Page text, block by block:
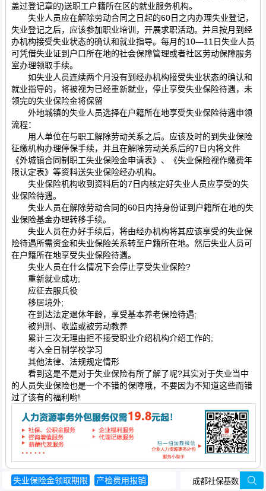
盖过登记章的)送职工户籍所在区的就业服务机构。
失业人员应在解除劳动合同之日起的60日之内办理失业登记，
失业登记之后，应该参加职业培训，开展求职活动。并且按月到经
办机构接受失业状态的确认和就业指导。每月的10—11日失业人员
可凭借失业证到户口所在地的社会保障管理或者社区劳动保障服务
室办理领取手续。
如失业人员连续两个月没有到经办机构接受失业状态的确认和
就业指导的，将被视为已经重新就业，停止享受失业保险待遇，未
领完的失业保险金将保留
外地城镇的失业人员选择在户籍所在地享受失业保险待遇申领
流程：
用人单位在与职工解除劳动关系之后。应该及时的到失业保险
征缴机构办理停保手续，并且在解除劳动关系后的7日内将文件
《外城镇合同制职工失业保险金申请表》、《失业保险视作缴费年
限认定表》等资料送失业保险经办机构。
失业保险机构收到资料后的7日内核定好失业人员应享受的失
业保险待遇。
失业人员在解除劳动合同的60日内持身份证到户籍所在地的失
业保险基金办理转移手续。
失业人员在办好手续后，将由经办机构将其应该享受的失业保
险待遇所需资金和失业保险关系转至户籍所在地。然后失业人员可
在户籍所在地享受失业保险待遇。
失业人员在什么情况下会停止享受失业保险?
重新就业成功;
应征去服兵役
移居境外;
在到达法定退休年龄，享受基本养老保险待遇;
被判刑、收监或被劳动教养
累计三次无理由拒不接受职业介绍机构介绍工作的;
考入全日制学校学习
其他法律、法规规定情形
看到这是不是对于失业保险有所了解了呢?其实对于失业当中
的人员失业保险也是一个不错的保障哦，不要因为不知道这些而错
过了该有的福利哟!
失业保险金领取期限 产检费用报销